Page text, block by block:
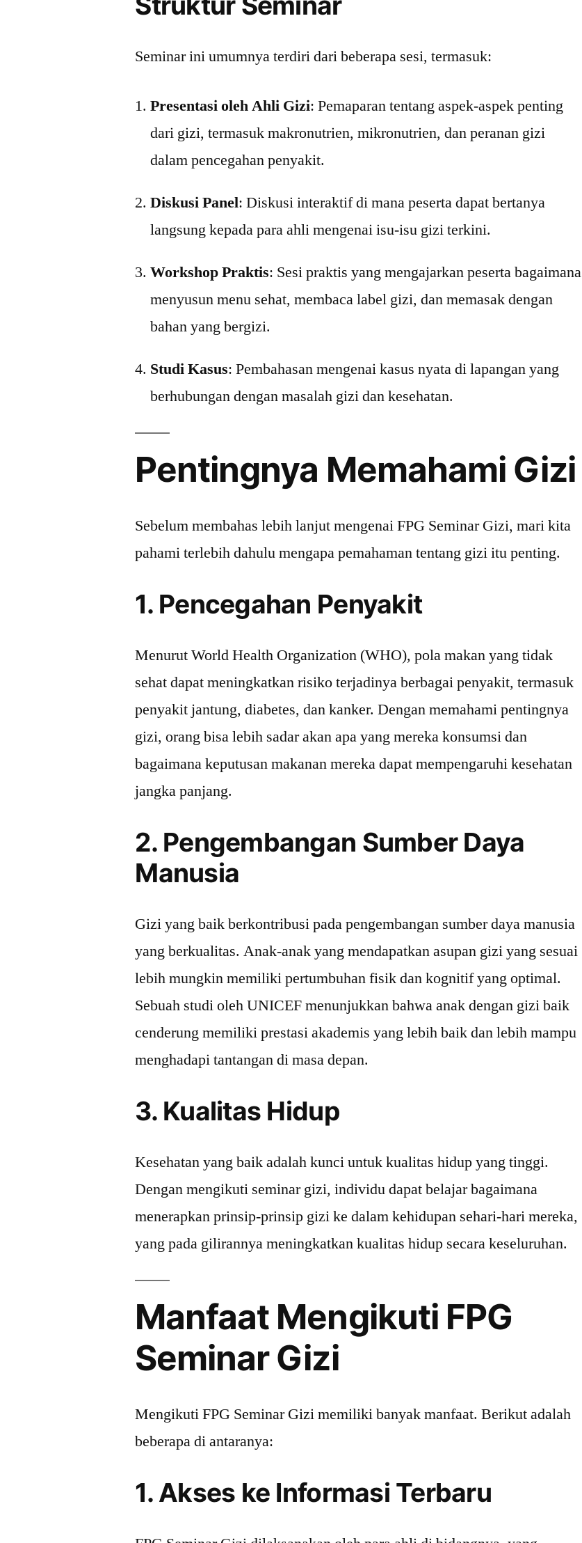
Seminar ini umumnya terdiri dari beberapa sesi, termasuk:
Presentasi oleh Ahli Gizi: Pemaparan tentang aspek-aspek penting
dari gizi, termasuk makronutrien, mikronutrien, dan peranan gizi
dalam pencegahan penyakit.
Diskusi Panel: Diskusi interaktif di mana peserta dapat bertanya
langsung kepada para ahli mengenai isu-isu gizi terkini.
Workshop Praktis: Sesi praktis yang mengajarkan peserta bagaimana
menyusun menu sehat, membaca label gizi, dan memasak dengan
bahan yang bergizi.
Studi Kasus: Pembahasan mengenai kasus nyata di lapangan yang
berhubungan dengan masalah gizi dan kesehatan.
Pentingnya Memahami Gizi
Sebelum membahas lebih lanjut mengenai FPG Seminar Gizi, mari kita
pahami terlebih dahulu mengapa pemahaman tentang gizi itu penting.
1. Pencegahan Penyakit
Menurut World Health Organization (WHO), pola makan yang tidak
sehat dapat meningkatkan risiko terjadinya berbagai penyakit, termasuk
penyakit jantung, diabetes, dan kanker. Dengan memahami pentingnya
gizi, orang bisa lebih sadar akan apa yang mereka konsumsi dan
bagaimana keputusan makanan mereka dapat mempengaruhi kesehatan
jangka panjang.
2. Pengembangan Sumber Daya
Manusia
Gizi yang baik berkontribusi pada pengembangan sumber daya manusia
yang berkualitas. Anak-anak yang mendapatkan asupan gizi yang sesuai
lebih mungkin memiliki pertumbuhan fisik dan kognitif yang optimal.
Sebuah studi oleh UNICEF menunjukkan bahwa anak dengan gizi baik
cenderung memiliki prestasi akademis yang lebih baik dan lebih mampu
menghadapi tantangan di masa depan.
3. Kualitas Hidup
Kesehatan yang baik adalah kunci untuk kualitas hidup yang tinggi.
Dengan mengikuti seminar gizi, individu dapat belajar bagaimana
menerapkan prinsip-prinsip gizi ke dalam kehidupan sehari-hari mereka,
yang pada gilirannya meningkatkan kualitas hidup secara keseluruhan.
Manfaat Mengikuti FPG
Seminar Gizi
Mengikuti FPG Seminar Gizi memiliki banyak manfaat. Berikut adalah
beberapa di antaranya:
1. Akses ke Informasi Terbaru